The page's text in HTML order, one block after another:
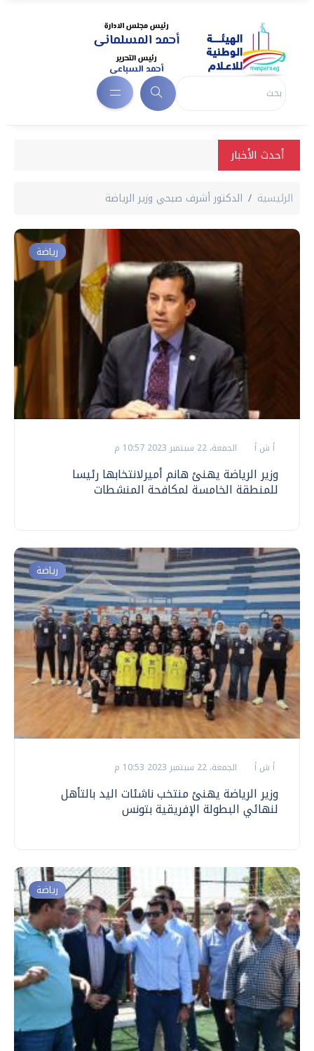
أحدث الأخبار
الرئيسية الدكتور أشرف صبحي وزير الرياضة
رياضة
أ ش أ الجمعة، 22 سبتمبر 2023 10:57 م
وزير الرياضة يهنئ هانم أميرلانتخابها رئيسا
للمنطقة الخامسة لمكافحة المنشطات
رياضة
أ ش أ الجمعة، 22 سبتمبر 2023 10:53 م
وزير الرياضة يهنئ منتخب ناشئات اليد بالتأهل
لنهائي البطولة الإفريقية بتونس
رياضة